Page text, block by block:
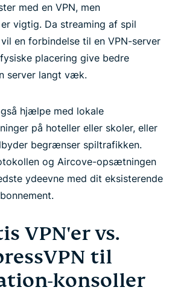
med en VPN, men
vigtig. Da streaming af spil
en forbindelse til en VPN-server
placering give bedre
server langt væk.
hjælpe med lokale
på hoteller eller skoler, eller
begrænser spiltrafikken.
og Aircove-opsætningen
ydeevne med dit eksisterende
VPN'er vs.
til
konsoller